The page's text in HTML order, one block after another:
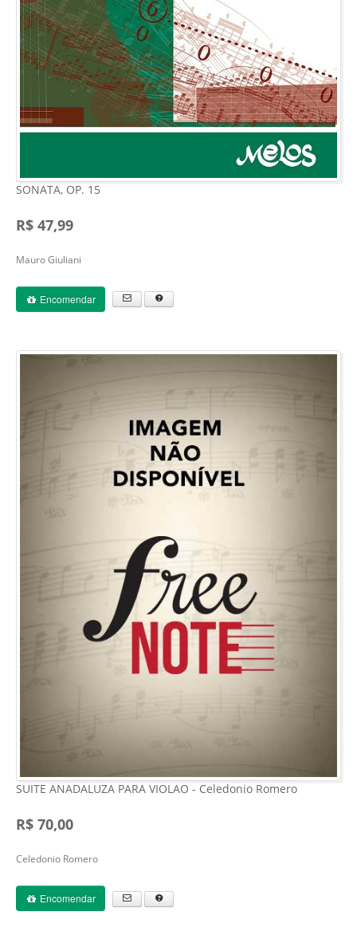
SONATA, OP. 15
R$ 47,99
Mauro Giuliani
Encomendar
SUITE ANADALUZA PARA VIOLAO - Celedonio Romero
R$ 70,00
Celedonio Romero
Encomendar